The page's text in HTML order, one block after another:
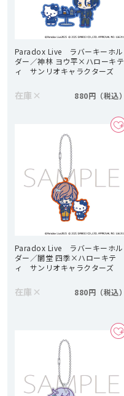
Paradox Live ラバーキーホル
ダー／神林 ヨウ平×ハローキテ
ィ サンリオキャラクターズ
在庫 × 880円
Paradox Live ラバーキーホル
ダー／闇堂 四季×ハローキテ
ィ サンリオキャラクターズ
在庫 × 880円